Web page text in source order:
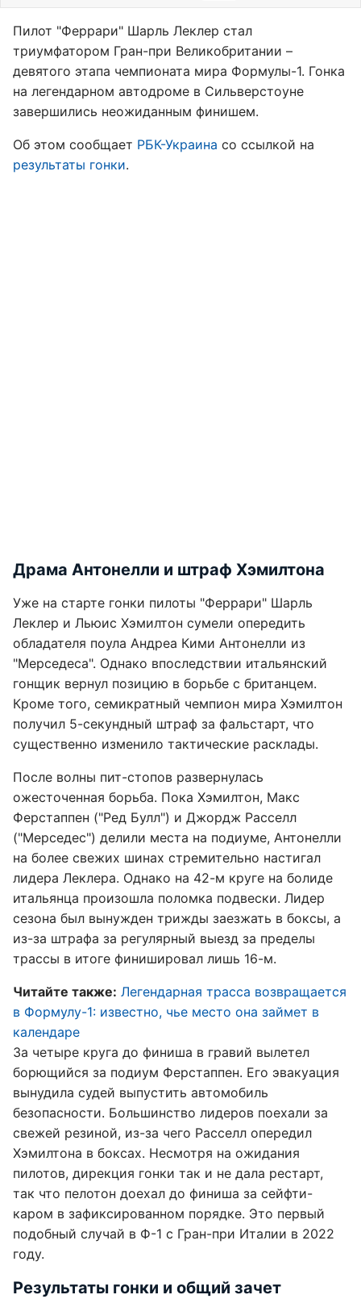
Пилот "Феррари" Шарль Леклер стал
триумфатором Гран-при Великобритании –
девятого этапа чемпионата мира Формулы-1. Гонка
на легендарном автодроме в Сильверстоуне
завершились неожиданным финишем.
Об этом сообщает РБК-Украина со ссылкой на
результаты гонки.
Драма Антонелли и штраф Хэмилтона
Уже на старте гонки пилоты "Феррари" Шарль
Леклер и Льюис Хэмилтон сумели опередить
обладателя поула Андреа Кими Антонелли из
"Мерседеса". Однако впоследствии итальянский
гонщик вернул позицию в борьбе с британцем.
Кроме того, семикратный чемпион мира Хэмилтон
получил 5-секундный штраф за фальстарт, что
существенно изменило тактические расклады.
После волны пит-стопов развернулась
ожесточенная борьба. Пока Хэмилтон, Макс
Ферстаппен ("Ред Булл") и Джордж Расселл
("Мерседес") делили места на подиуме, Антонелли
на более свежих шинах стремительно настигал
лидера Леклера. Однако на 42-м круге на болиде
итальянца произошла поломка подвески. Лидер
сезона был вынужден трижды заезжать в боксы, а
из-за штрафа за регулярный выезд за пределы
трассы в итоге финишировал лишь 16-м.
Читайте также: Легендарная трасса возвращается
в Формулу-1: известно, чье место она займет в
календаре
За четыре круга до финиша в гравий вылетел
борющийся за подиум Ферстаппен. Его эвакуация
вынудила судей выпустить автомобиль
безопасности. Большинство лидеров поехали за
свежей резиной, из-за чего Расселл опередил
Хэмилтона в боксах. Несмотря на ожидания
пилотов, дирекция гонки так и не дала рестарт,
так что пелотон доехал до финиша за сейфти-
каром в зафиксированном порядке. Это первый
подобный случай в Ф-1 с Гран-при Италии в 2022
году.
Результаты гонки и общий зачет